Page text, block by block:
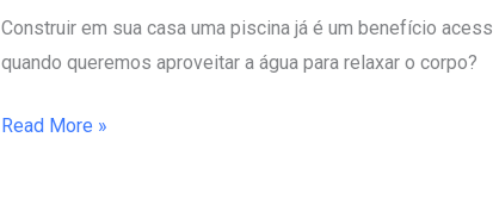
Construir em sua casa uma piscina já é um benefício
quando queremos aproveitar a água para relaxar o corpo?
Read More »